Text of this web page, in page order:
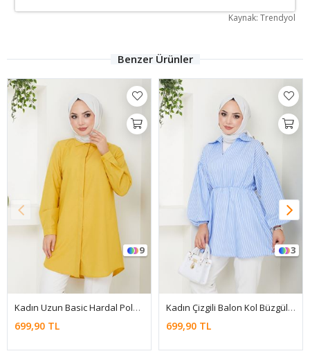
Kaynak: Trendyol
Benzer Ürünler
9
Kadın Uzun Basic Hardal Polo Yaka Tesettür Gömlek Elbise
699,90 TL
3
Kadın Çizgili Balon Kol Büzgülü B.Mavi Tesettür Gömlek
699,90 TL